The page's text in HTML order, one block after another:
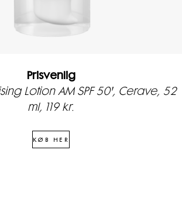
Prisvenlig
Lotion AM SPF 50', Cerave, 52
ml, 119 kr.
KØB HER